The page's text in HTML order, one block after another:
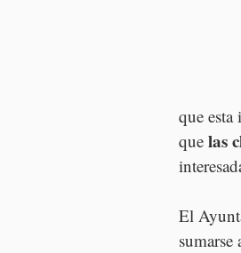
que esta
que las
El